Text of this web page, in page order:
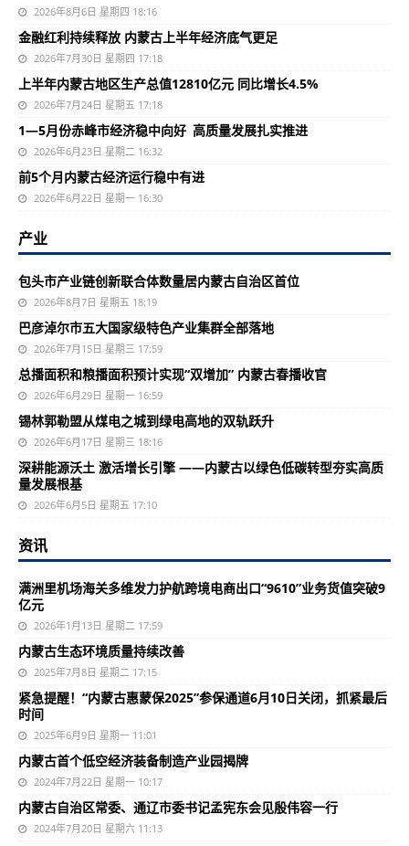
2026年8月6日 星期四 18:16
金融红利持续释放 内蒙古上半年经济底气更足
2026年7月30日 星期四 17:18
上半年内蒙古地区生产总值12810亿元 同比增长4.5%
2026年7月24日 星期五 17:18
1—5月份赤峰市经济稳中向好 高质量发展扎实推进
2026年6月23日 星期二 16:32
前5个月内蒙古经济运行稳中有进
2026年6月22日 星期一 16:30
产业
包头市产业链创新联合体数量居内蒙古自治区首位
2026年8月7日 星期五 18:19
巴彦淖尔市五大国家级特色产业集群全部落地
2026年7月15日 星期三 17:59
总播面积和粮播面积预计实现“双增加” 内蒙古春播收官
2026年6月29日 星期一 16:59
锡林郭勒盟从煤电之城到绿电高地的双轨跃升
2026年6月17日 星期三 18:16
深耕能源沃土 激活增长引擎 ——内蒙古以绿色低碳转型夯实高质
量发展根基
2026年6月5日 星期五 17:10
资讯
满洲里机场海关多维发力护航跨境电商出口“9610”业务货值突破9
亿元
2026年1月13日 星期二 17:59
内蒙古生态环境质量持续改善
2025年7月8日 星期二 17:15
紧急提醒！“内蒙古惠蒙保2025”参保通道6月10日关闭，抓紧最后
时间
2025年6月9日 星期一 11:01
内蒙古首个低空经济装备制造产业园揭牌
2024年7月22日 星期一 10:17
内蒙古自治区常委、通辽市委书记孟宪东会见殷伟容一行
2024年7月20日 星期六 11:13